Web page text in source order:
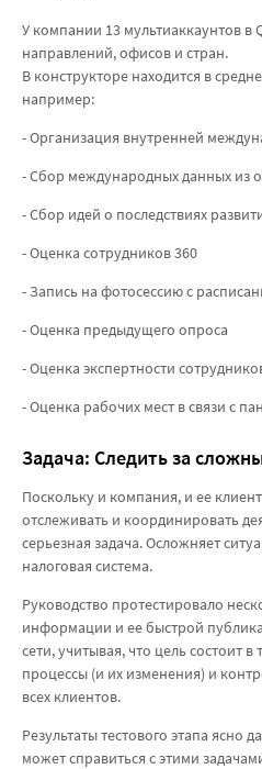
У компании 13 мультиаккаунтов в
направлений, офисов и стран.
В конструкторе находится в
например:
- Организация внутренней
- Сбор международных данных из
- Сбор идей о последствиях
- Оценка сотрудников 360
- Запись на фотосессию с
- Оценка предыдущего опроса
- Оценка экспертности
- Оценка рабочих мест в связи с
Задача: Следить за
Поскольку и компания, и ее
отслеживать и координировать
серьезная задача. Осложняет
налоговая система.
Руководство протестировало
информации и ее быстрой
сети, учитывая, что цель состоит
процессы (и их изменения) и
всех клиентов.
Результаты тестового этапа ясно
может справиться с этими